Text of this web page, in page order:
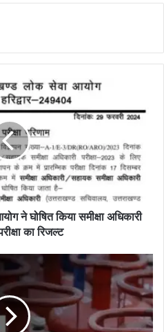
घोषित किया समीक्षा अधिकारी
का रिजल्ट